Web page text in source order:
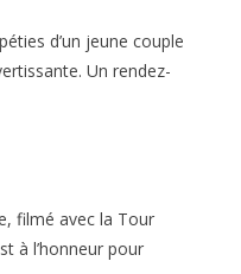
d’un jeune couple
Un rendez-
filmé avec la Tour
à l’honneur pour